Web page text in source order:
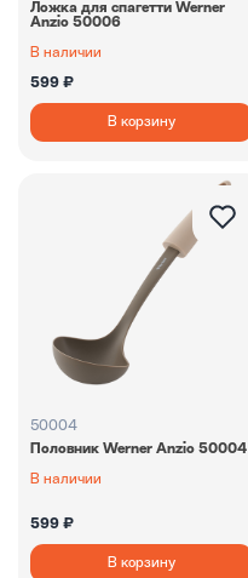
Ложка для спагетти Werner
Anzio 50006
В наличии
599 ₽
В корзину
50004
Половник Werner Anzio 50004
В наличии
599 ₽
В корзину